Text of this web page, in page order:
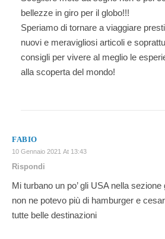
bellezze in giro per il globo!!!
Speriamo di tornare a viaggiare
nuovi e meravigliosi articoli e
consigli per vivere al meglio le
alla scoperta del mondo!
FABIO
10 Gennaio 2021 At 13:43
Rispondi
Mi turbano un po’ gli USA nella
non ne potevo più di hamburger e
tutte belle destinazioni